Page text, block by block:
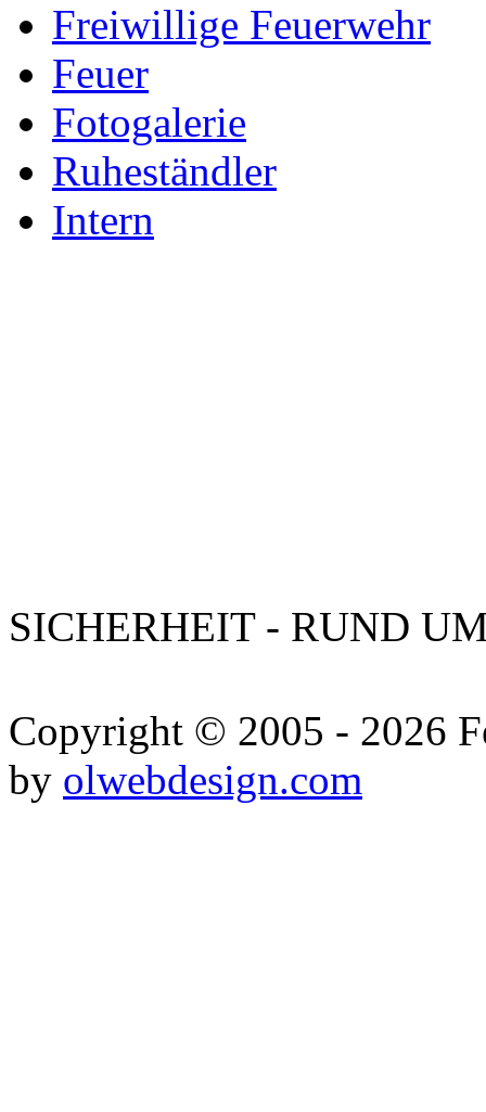
Freiwillige Feuerwehr
Feuer
Fotogalerie
Ruheständler
Intern
SICHERHEIT - RUND
Copyright © 2005 - 2026
by olwebdesign.com